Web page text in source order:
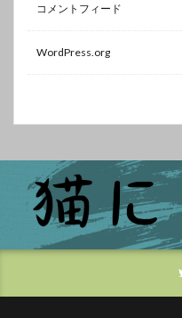
コメントフィード
WordPress.org